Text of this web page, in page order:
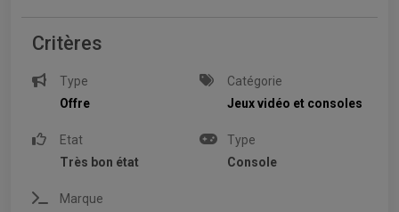
Critères
Type
Offre
Catégorie
Jeux vidéo et consoles
Etat
Très bon état
Type
Console
Marque